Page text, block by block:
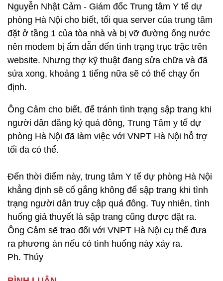
Nguyễn Nhật Cảm - Giám đốc Trung tâm Y tế dự
phòng Hà Nội cho biết, tối qua server của trung tâm
đặt ở tầng 1 của tòa nhà và bị vỡ đường ống nước
nên modem bị ẩm dẫn đến tình trạng trục trặc trên
website. Nhưng thợ kỹ thuật đang sửa chữa và đã
sửa xong, khoảng 1 tiếng nữa sẽ có thể chạy ổn
định.
Ông Cảm cho biết, để tránh tình trạng sập trang khi
người dân đăng ký quá đông, Trung Tâm y tế dự
phòng Hà Nội đã làm việc với VNPT Hà Nội hỗ trợ
tối đa có thể.
Đến thời điểm này, trung tâm Y tế dự phòng Hà Nội
khẳng định sẽ cố gắng không để sập trang khi tình
trạng người dân truy cập quá đông. Tuy nhiên, tình
huống giả thuyết là sập trang cũng được đặt ra.
Ông Cảm sẽ trao đổi với VNPT Hà Nội cụ thể đưa
ra phương án nếu có tình huống này xảy ra.
Ph. Thúy